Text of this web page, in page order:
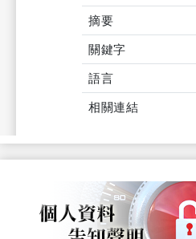
摘要
關鍵字
語言
相關連結